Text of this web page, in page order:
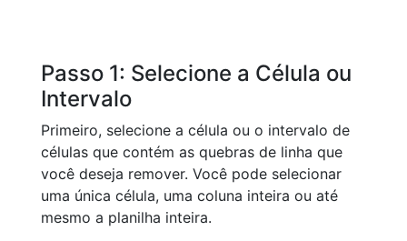
Passo 1: Selecione a Célula ou
Intervalo
Primeiro, selecione a célula ou o intervalo de
células que contém as quebras de linha que
você deseja remover. Você pode selecionar
uma única célula, uma coluna inteira ou até
mesmo a planilha inteira.